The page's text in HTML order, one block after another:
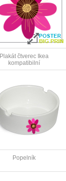
Plakát čtverec Ikea
kompatibilní
Popelník